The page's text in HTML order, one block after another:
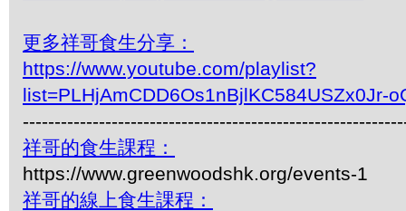
更多祥哥食生分享：
https://www.youtube.com/playlist?
list=PLHjAmCDD6Os1nBjlKC584USZx0Jr-
祥哥的食生課程：
https://www.greenwoodshk.org/events-1
祥哥的線上食生課程：